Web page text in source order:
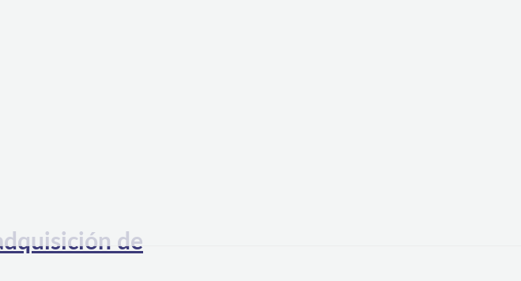
de